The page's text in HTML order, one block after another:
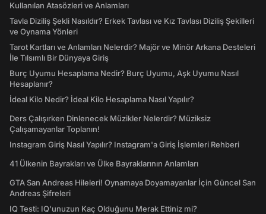
Kullanılan Atasözleri ve Anlamları
Tavla Diziliş Şekli Nasıldır? Erkek Tavlası ve Kız Tavlası Diziliş Şekilleri
ve Oynama Yönleri
Tarot Kartları ve Anlamları Nelerdir? Majör ve Minör Arkana Desteleri
İle Tılsımlı Bir Dünyaya Giriş
Burç Uyumu Hesaplama Nedir? Burç Uyumu, Aşk Uyumu Nasıl
Hesaplanır?
İdeal Kilo Nedir? İdeal Kilo Hesaplama Nasıl Yapılır?
Ders Çalışırken Dinlenecek Müzikler Nelerdir? Müziksiz
Çalışamayanlar Toplanın!
Instagram Giriş Nasıl Yapılır? Instagram'a Giriş İşlemleri Rehberi
41 Ülkenin Bayrakları ve Ülke Bayraklarının Anlamları
GTA San Andreas Hileleri! Oynamaya Doyamayanlar İçin Güncel San
Andreas Şifreleri
IQ Testi: IQ'unuzun Kaç Olduğunu Merak Ettiniz mi?